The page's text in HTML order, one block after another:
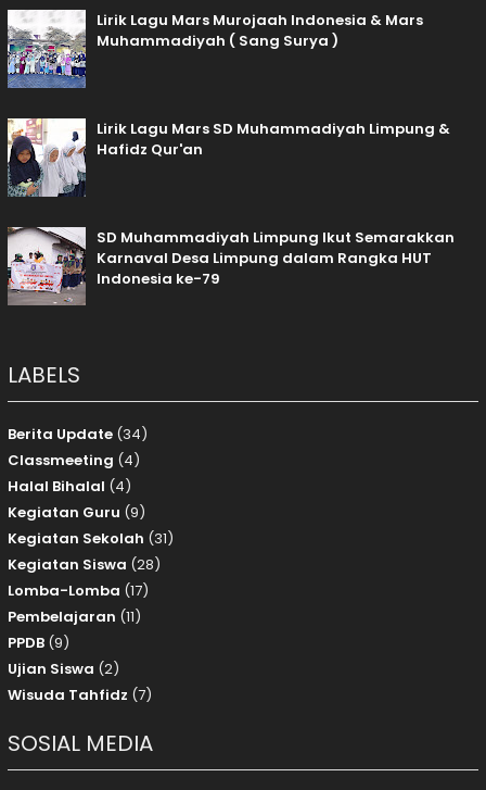
Lirik Lagu Mars Murojaah Indonesia & Mars
Muhammadiyah ( Sang Surya )
Lirik Lagu Mars SD Muhammadiyah Limpung &
Hafidz Qur'an
SD Muhammadiyah Limpung Ikut Semarakkan
Karnaval Desa Limpung dalam Rangka HUT
Indonesia ke-79
LABELS
Berita Update (34)
Classmeeting (4)
Halal Bihalal (4)
Kegiatan Guru (9)
Kegiatan Sekolah (31)
Kegiatan Siswa (28)
Lomba-Lomba (17)
Pembelajaran (11)
PPDB (9)
Ujian Siswa (2)
Wisuda Tahfidz (7)
SOSIAL MEDIA